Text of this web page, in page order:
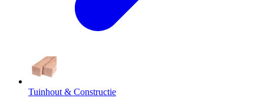
Tuinhout & Constructie